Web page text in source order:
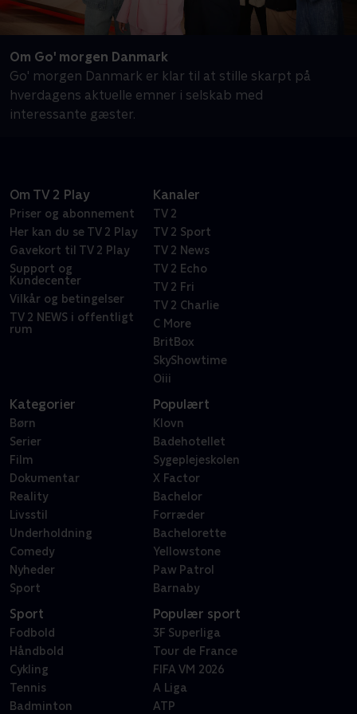
Om Go' morgen Danmark
Go' morgen Danmark er klar til at stille skarpt på
hverdagens aktuelle emner i selskab med
interessante gæster.
Om TV 2 Play
Priser og abonnement
Her kan du se TV 2 Play
Gavekort til TV 2 Play
Support og
Kundecenter
Vilkår og betingelser
TV 2 NEWS i offentligt
rum
Kanaler
TV 2
TV 2 Sport
TV 2 News
TV 2 Echo
TV 2 Fri
TV 2 Charlie
C More
BritBox
SkyShowtime
Oiii
Kategorier
Børn
Serier
Film
Dokumentar
Reality
Livsstil
Underholdning
Comedy
Nyheder
Sport
Populært
Klovn
Badehotellet
Sygeplejeskolen
X Factor
Bachelor
Forræder
Bachelorette
Yellowstone
Paw Patrol
Barnaby
Sport
Fodbold
Håndbold
Cykling
Tennis
Badminton
Populær sport
3F Superliga
Tour de France
FIFA VM 2026
A Liga
ATP